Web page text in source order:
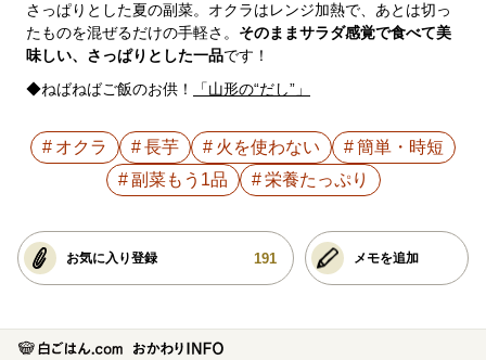
さっぱりとした夏の副菜。オクラはレンジ加熱で、あとは切っ
たものを混ぜるだけの手軽さ。 そのままサラダ感覚で食べて美
味しい、さっぱりとした一品です！
◆ねばねばご飯のお供！
「山形の“だし”」
オクラ 長芋 火を使わない
簡単・時短
副菜もう1品
栄養たっぷり
お気に入り登録 191 メモを追加